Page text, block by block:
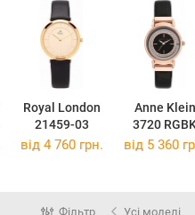
Royal London
21459-03
Anne Klein
3720
від 4 760 грн. від 5 360
Фільтр Усі моделі